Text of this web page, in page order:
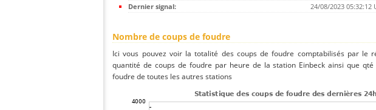
Dernier signal:
24/08/2023 05:32:12
Nombre de coups de foudre
Ici vous pouvez voir la totalité des coups de foudre comptabilisés par le
quantité de coups de foudre par heure de la station Einbeck ainsi que qté
foudre de toutes les autres stations